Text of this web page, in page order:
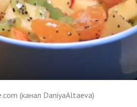
(канал DaniyaAltaeva)